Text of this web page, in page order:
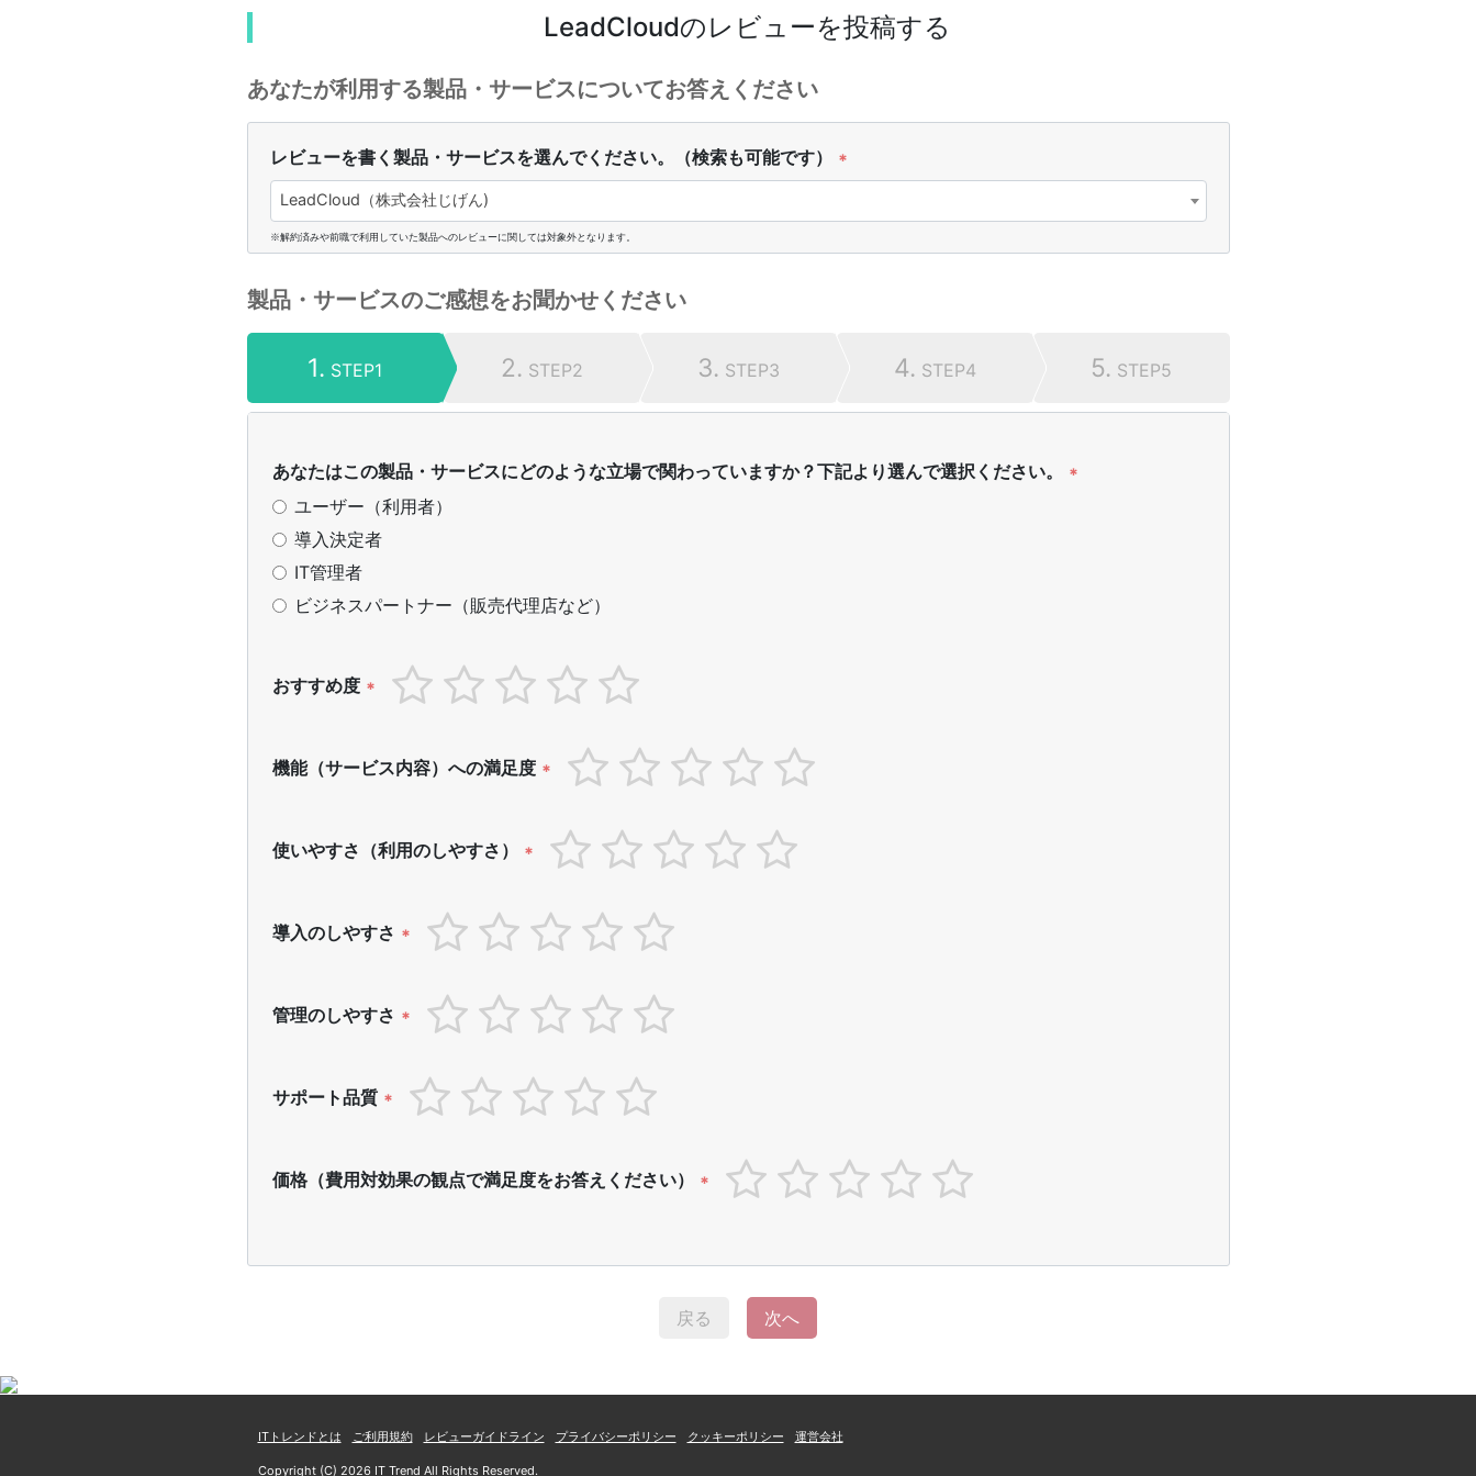
LeadCloudのレビューを投稿する
あなたが利用する製品・サービスについてお答えください
レビューを書く製品・サービスを選んでください。（検索も可能です） *
LeadCloud（株式会社じげん)
※解約済みや前職で利用していた製品へのレビューに関しては対象外となります。
製品・サービスのご感想をお聞かせください
1. STEP1 2. STEP2 3. STEP3 4. STEP4 5. STEP5
あなたはこの製品・サービスにどのような立場で関わっていますか？下記より選んで選択ください。
*
ユーザー（利用者）
導入決定者
IT管理者
ビジネスパートナー（販売代理店など）
おすすめ度 *
機能（サービス内容）への満足度 *
使いやすさ（利用のしやすさ） *
導入のしやすさ *
管理のしやすさ *
サポート品質 *
価格（費用対効果の観点で満足度をお答えください） *
戻る 次へ
ITトレンドとは ご利用規約 レビューガイドライン プライバシーポリシー クッキーポリシー 運営会社
Copyright (C) 2026 IT Trend All Rights Reserved.